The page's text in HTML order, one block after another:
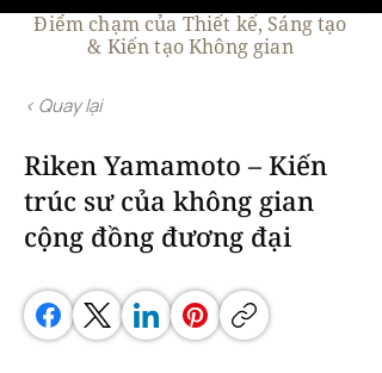
Điểm chạm của Thiết kế, Sáng tạo
& Kiến tạo Không gian
< Quay lại
Riken Yamamoto – Kiến
trúc sư của không gian
cộng đồng đương đại